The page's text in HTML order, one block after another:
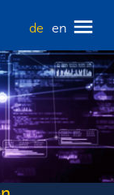
de en